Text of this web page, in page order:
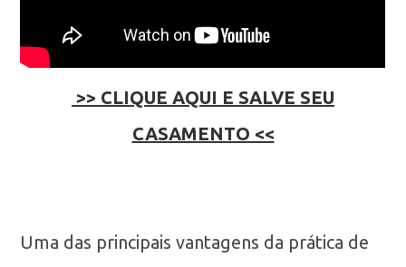
>> CLIQUE AQUI E SALVE SEU
CASAMENTO <<
Uma das principais vantagens da prática de